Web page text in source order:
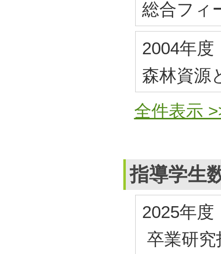
総合フィ
2004年度
森林資源
全件表示
指導学生
2025年度
卒業研